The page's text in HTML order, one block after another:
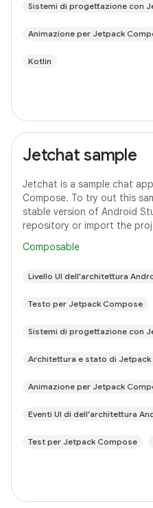
Sistemi di progettazione con
Animazione per Jetpack
Kotlin
Jetchat sample
Jetchat is a sample chat
Compose. To try out this
stable version of Android
repository or import the
Composable
Livello UI dell'architettura
Testo per Jetpack Compose
Sistemi di progettazione con
Architettura e stato di Jetpack
Animazione per Jetpack
Eventi UI di dell'architettura
Test per Jetpack Compose